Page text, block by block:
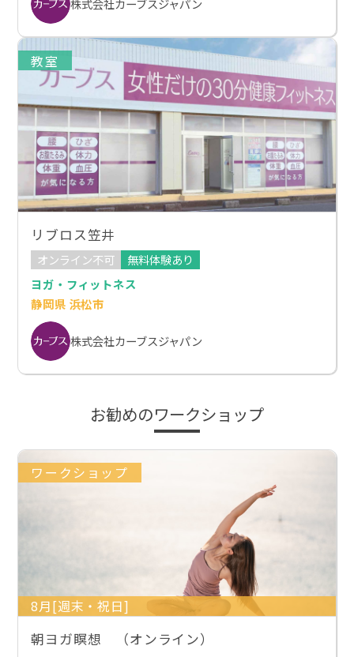
株式会社カーブスジャパン
教室
リブロス笠井
オンライン不可
無料体験あり
ヨガ・フィットネス
静岡県 浜松市
株式会社カーブスジャパン
お勧めのワークショップ
ワークショップ
8月[週末・祝日]
朝ヨガ瞑想 （オンライン）